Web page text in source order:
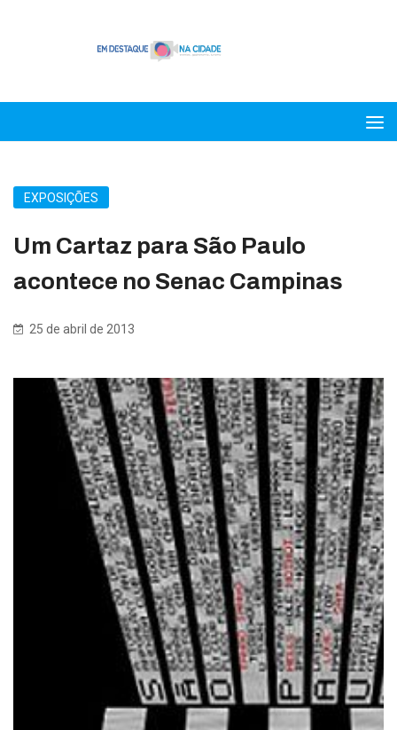
EXPOSIÇÕES
Um Cartaz para São Paulo
acontece no Senac Campinas
25 de abril de 2013